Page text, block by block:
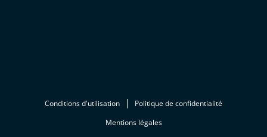
Conditions d'utilisation
Politique de confidentialité
Mentions légales